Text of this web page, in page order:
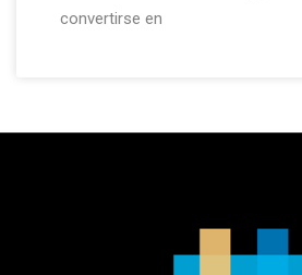
convertirse en